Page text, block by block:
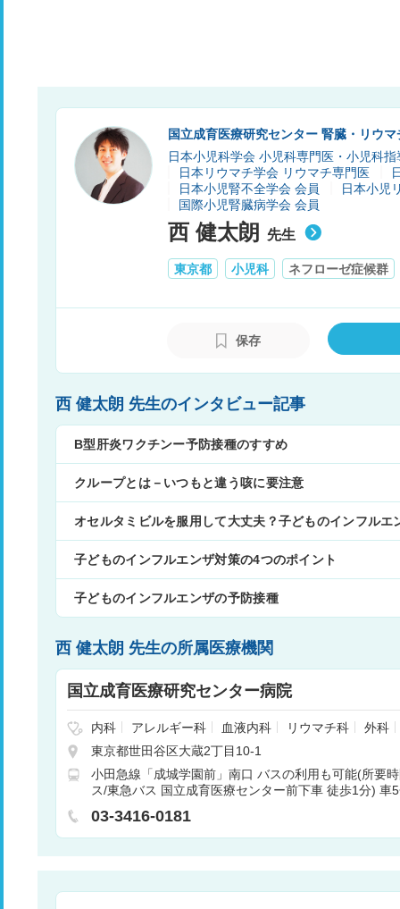
国立成育医療研究センター 腎臓・リウ
日本小児科学会 小児科専門医・小児科指
日本リウマチ学会 リウマチ専門医
日本小児腎不全学会 会員
日本小児
国際小児腎臓病学会 会員
西 健太朗 先生
東京都 小児科 ネフローゼ症候群
保存
西 健太朗 先生のインタビュー記事
B型肝炎ワクチンー予防接種のすすめ
クループとは－いつもと違う咳に要注意
オセルタミビルを服用して大丈夫？子どものインフルエ
子どものインフルエンザ対策の4つのポイント
子どものインフルエンザの予防接種
西 健太朗 先生の所属医療機関
国立成育医療研究センター病院
内科 アレルギー科 血液内科 リウマチ科
外科
神経内科
脳神経外科 腎臓内科
整形外科
形成外科 皮膚科
科
リハビリテーション科 放射線科 歯科
矯正
酔科
呼吸器内科 循環器内科 消化器内科 免疫
東京都世田谷区大蔵2丁目10-1
小田急線「成城学園前」南口 バスの利用も可能(所要
ス/東急バス 国立成育医療センター前下車 徒歩1分) 車
03-3416-0181